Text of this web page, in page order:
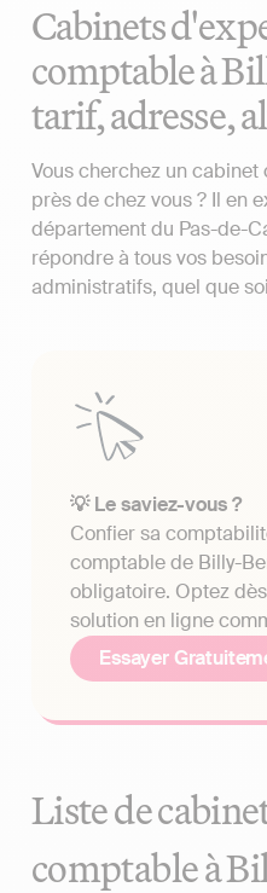
Cabinets
comptable à
tarif, adresse,
Vous cherchez un
près de chez vous ? Il en
département du Pas-de-
répondre à tous vos
administratifs, quel que
💡 Le saviez-vous ?
Confier sa
comptable de Billy-
obligatoire. Optez
solution en ligne
Essayer
Liste de
comptable à